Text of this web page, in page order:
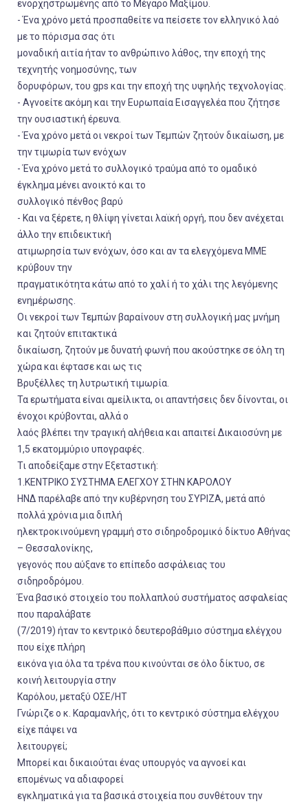
ενορχηστρωμένης από το Μέγαρο Μαξίμου.
- Ένα χρόνο μετά προσπαθείτε να πείσετε τον ελληνικό λαό
με το πόρισμα σας ότι
μοναδική αιτία ήταν το ανθρώπινο λάθος, την εποχή της
τεχνητής νοημοσύνης, των
δορυφόρων, του gps και την εποχή της υψηλής τεχνολογίας.
- Αγνοείτε ακόμη και την Ευρωπαία Εισαγγελέα που ζήτησε
την ουσιαστική έρευνα.
- Ένα χρόνο μετά οι νεκροί των Τεμπών ζητούν δικαίωση, με
την τιμωρία των ενόχων
- Ένα χρόνο μετά το συλλογικό τραύμα από το ομαδικό
έγκλημα μένει ανοικτό και το
συλλογικό πένθος βαρύ
- Και να ξέρετε, η θλίψη γίνεται λαϊκή οργή, που δεν ανέχεται
άλλο την επιδεικτική
ατιμωρησία των ενόχων, όσο και αν τα ελεγχόμενα ΜΜΕ
κρύβουν την
πραγματικότητα κάτω από το χαλί ή το χάλι της λεγόμενης
ενημέρωσης.
Οι νεκροί των Τεμπών βαραίνουν στη συλλογική μας μνήμη
και ζητούν επιτακτικά
δικαίωση, ζητούν με δυνατή φωνή που ακούστηκε σε όλη τη
χώρα και έφτασε και ως τις
Βρυξέλλες τη λυτρωτική τιμωρία.
Τα ερωτήματα είναι αμείλικτα, οι απαντήσεις δεν δίνονται, οι
ένοχοι κρύβονται, αλλά ο
λαός βλέπει την τραγική αλήθεια και απαιτεί Δικαιοσύνη με
1,5 εκατομμύριο υπογραφές.
Τι αποδείξαμε στην Εξεταστική:
1.ΚΕΝΤΡΙΚΟ ΣΥΣΤΗΜΑ ΕΛΕΓΧΟΥ ΣΤΗΝ ΚΑΡΟΛΟΥ
HΝΔ παρέλαβε από την κυβέρνηση του ΣΥΡΙΖΑ, μετά από
πολλά χρόνια μια διπλή
ηλεκτροκινούμενη γραμμή στο σιδηροδρομικό δίκτυο Αθήνας
– Θεσσαλονίκης,
γεγονός που αύξανε το επίπεδο ασφάλειας του
σιδηροδρόμου.
Ένα βασικό στοιχείο του πολλαπλού συστήματος ασφαλείας
που παραλάβατε
(7/2019) ήταν το κεντρικό δευτεροβάθμιο σύστημα ελέγχου
που είχε πλήρη
εικόνα για όλα τα τρένα που κινούνται σε όλο δίκτυο, σε
κοινή λειτουργία στην
Καρόλου, μεταξύ ΟΣΕ/HT
Γνώριζε ο κ. Καραμανλής, ότι το κεντρικό σύστημα ελέγχου
είχε πάψει να
λειτουργεί;
Μπορεί και δικαιούται ένας υπουργός να αγνοεί και
επομένως να αδιαφορεί
εγκληματικά για τα βασικά στοιχεία που συνθέτουν την